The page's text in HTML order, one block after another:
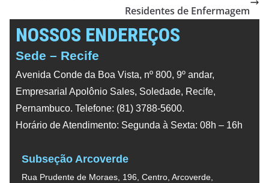
Residentes de Enfermagem
NOSSOS ENDEREÇOS
Sede – Recife
Avenida Conde da Boa Vista, nº 800, 9º andar,
Empresarial Apolônio Sales, Soledade, Recife,
Pernambuco. Telefone: (81) 3788-5600.
Horário de Atendimento: Segunda à Sexta: 08h – 16h
Subseção Arcoverde
Rua Prudente de Moraes, 196, Centro, Arcoverde,